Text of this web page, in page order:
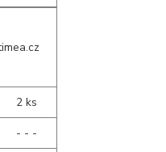
2 ks
- - -